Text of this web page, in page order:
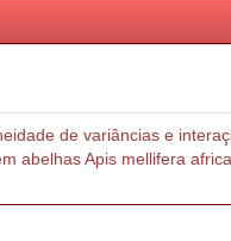
de variâncias e
abelhas Apis mellifera